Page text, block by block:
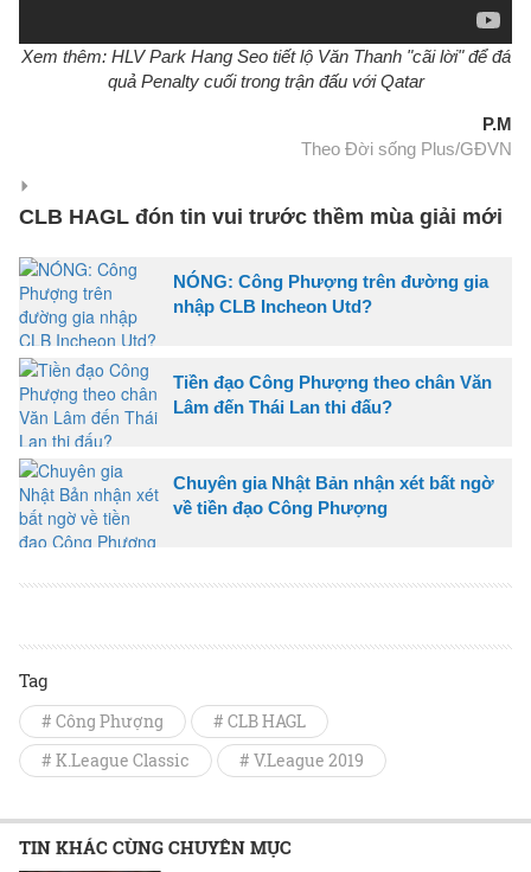
Xem thêm: HLV Park Hang Seo tiết lộ Văn Thanh "cãi lời" để đá
quả Penalty cuối trong trận đấu với Qatar
P.M
Theo Đời sống Plus/GĐVN
CLB HAGL đón tin vui trước thềm mùa giải mới
NÓNG: Công Phượng trên đường gia
nhập CLB Incheon Utd?
Tiền đạo Công Phượng theo chân Văn
Lâm đến Thái Lan thi đấu?
Chuyên gia Nhật Bản nhận xét bất ngờ
về tiền đạo Công Phượng
Tag
# Công Phượng
# CLB HAGL
# K.League Classic
# V.League 2019
TIN KHÁC CÙNG CHUYÊN MỤC